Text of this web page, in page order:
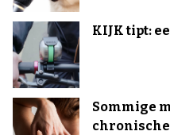
KIJK tipt:
Sommige